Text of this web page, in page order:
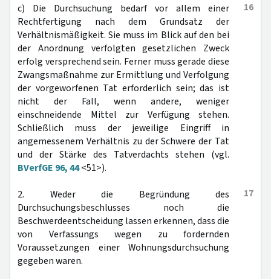
16
c) Die Durchsuchung bedarf vor allem einer
Rechtfertigung nach dem Grundsatz der
Verhältnismäßigkeit. Sie muss im Blick auf den bei
der Anordnung verfolgten gesetzlichen Zweck
erfolg versprechend sein. Ferner muss gerade diese
Zwangsmaßnahme zur Ermittlung und Verfolgung
der vorgeworfenen Tat erforderlich sein; das ist
nicht der Fall, wenn andere, weniger
einschneidende Mittel zur Verfügung stehen.
Schließlich muss der jeweilige Eingriff in
angemessenem Verhältnis zu der Schwere der Tat
und der Stärke des Tatverdachts stehen (vgl.
BVerfGE 96, 44<51>).
17
2. Weder die Begründung des
Durchsuchungsbeschlusses noch die
Beschwerdeentscheidung lassen erkennen, dass die
von Verfassungs wegen zu fordernden
Voraussetzungen einer Wohnungsdurchsuchung
gegeben waren.